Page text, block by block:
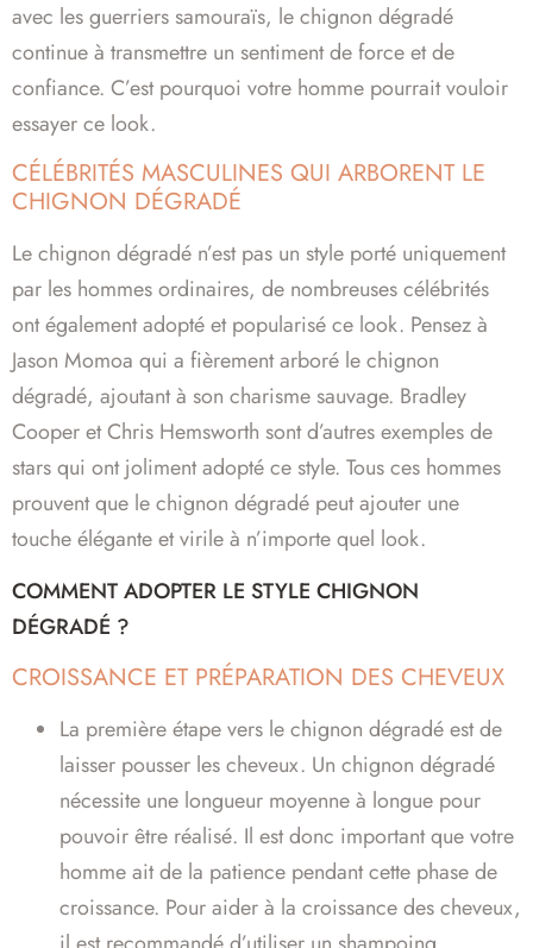
avec les guerriers samouraïs, le chignon dégradé
continue à transmettre un sentiment de force et de
confiance. C’est pourquoi votre homme pourrait vouloir
essayer ce look.
CÉLÉBRITÉS MASCULINES QUI ARBORENT LE
CHIGNON DÉGRADÉ
Le chignon dégradé n’est pas un style porté uniquement
par les hommes ordinaires, de nombreuses célébrités
ont également adopté et popularisé ce look. Pensez à
Jason Momoa qui a fièrement arboré le chignon
dégradé, ajoutant à son charisme sauvage. Bradley
Cooper et Chris Hemsworth sont d’autres exemples de
stars qui ont joliment adopté ce style. Tous ces hommes
prouvent que le chignon dégradé peut ajouter une
touche élégante et virile à n’importe quel look.
COMMENT ADOPTER LE STYLE CHIGNON
DÉGRADÉ ?
CROISSANCE ET PRÉPARATION DES CHEVEUX
La première étape vers le chignon dégradé est de
laisser pousser les cheveux. Un chignon dégradé
nécessite une longueur moyenne à longue pour
pouvoir être réalisé. Il est donc important que votre
homme ait de la patience pendant cette phase de
croissance. Pour aider à la croissance des cheveux,